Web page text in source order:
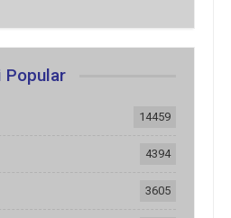
Popular
14459
4394
3605